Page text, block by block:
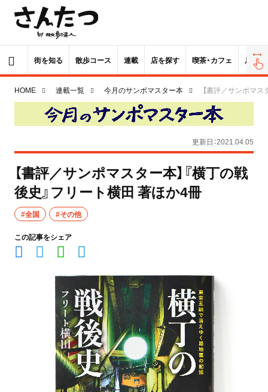
街を知る 散歩コース 連載 店を探す 喫茶・カフェ 居酒屋
HOME 連載一覧 今月のサンポマスター本 【書評／サンポマス
更新日：2021.04.05
【書評／サンポマスター本】『横丁の戦
後史』フリート横田 著ほか4冊
#全国 #その他
この記事をシェア